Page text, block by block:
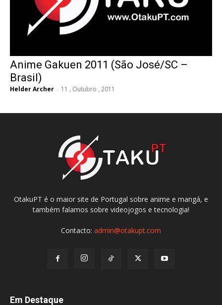
Anime Gakuen 2011 (São José/SC –
Brasil)
Helder Archer - 11 , Outubro , 2011
OtakuPT é o maior site de Portugal sobre anime e mangá, e
também falamos sobre videojogos e tecnologia!
Contacto: admin@otakupt.com
Em Destaque